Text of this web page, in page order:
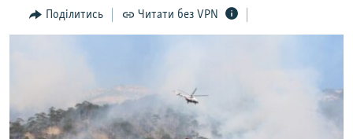
Перейти
до
ПОГЛЯД
СПЕЦПРОЕКТИ
ДЕПОРТАЦІЯ
ЯК ОБІЙТИ БЛОКУВАННЯ
Поділитись Читати без VPN